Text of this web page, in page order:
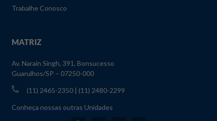
Trabalhe Conosco
MATRIZ
Av. Narain Singh, 391, Bonsucesso
Guarulhos/SP – 07250-000
(11) 2465-2350 | (11) 2480-2299
Conheça nossas outras Unidades